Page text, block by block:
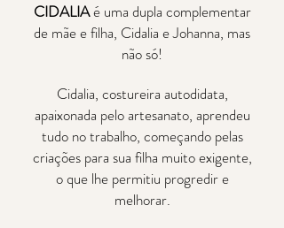
CIDALIAé uma dupla complementar
de mãe e filha, Cidalia e Johanna, mas
não só!
Cidalia, costureira autodidata,
apaixonada pelo artesanato, aprendeu
tudo no trabalho, começando pelas
criações para sua filha muito exigente,
o que lhe permitiu progredir e
melhorar.